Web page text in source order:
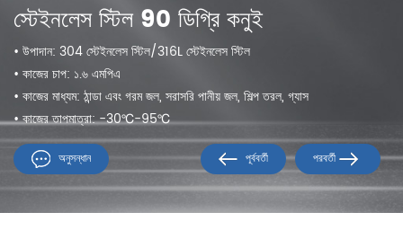
স্টেইনলেস স্টিল 90 ডিগ্রি কনুই
• উপাদান: 304 স্টেইনলেস স্টিল/316L স্টেইনলেস স্টিল
• কাজের চাপ: ১.৬ এমপিএ
• কাজের মাধ্যম: ঠান্ডা এবং গরম জল, সরাসরি পানীয় জল, শিল্প তরল, গ্যাস
• কাজের তাপমাত্রা: -30℃-95℃
অনুসন্ধান পরবর্তী
পূর্ববর্তী